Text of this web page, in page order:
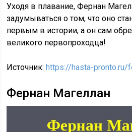
Уходя в плавание, Фернан
задумываться о том, что оно
первым в истории, а он сам
великого первопроходца!
Источник:https://hasta-pronto.ru/
Фернан Магеллан